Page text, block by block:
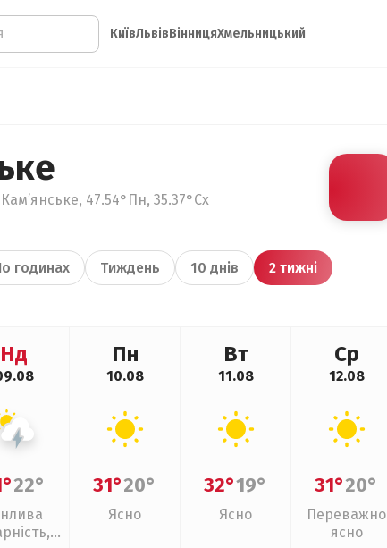
КиївЛьвівВінницяХмельницький
47.54°Пн, 35.37°Сх
годинах Тиждень 10 днів 2 тижні
Нд
22°
Пн
10.08
31°20°
Ясно
Вт
11.08
32°19°
Ясно
Ср
12.08
31°20°
Переважно
ясно